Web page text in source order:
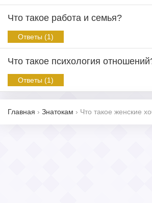
Что такое работа и семья?
Ответы (1)
Что такое психология
Ответы (1)
Главная › Знатокам › Что такое женские